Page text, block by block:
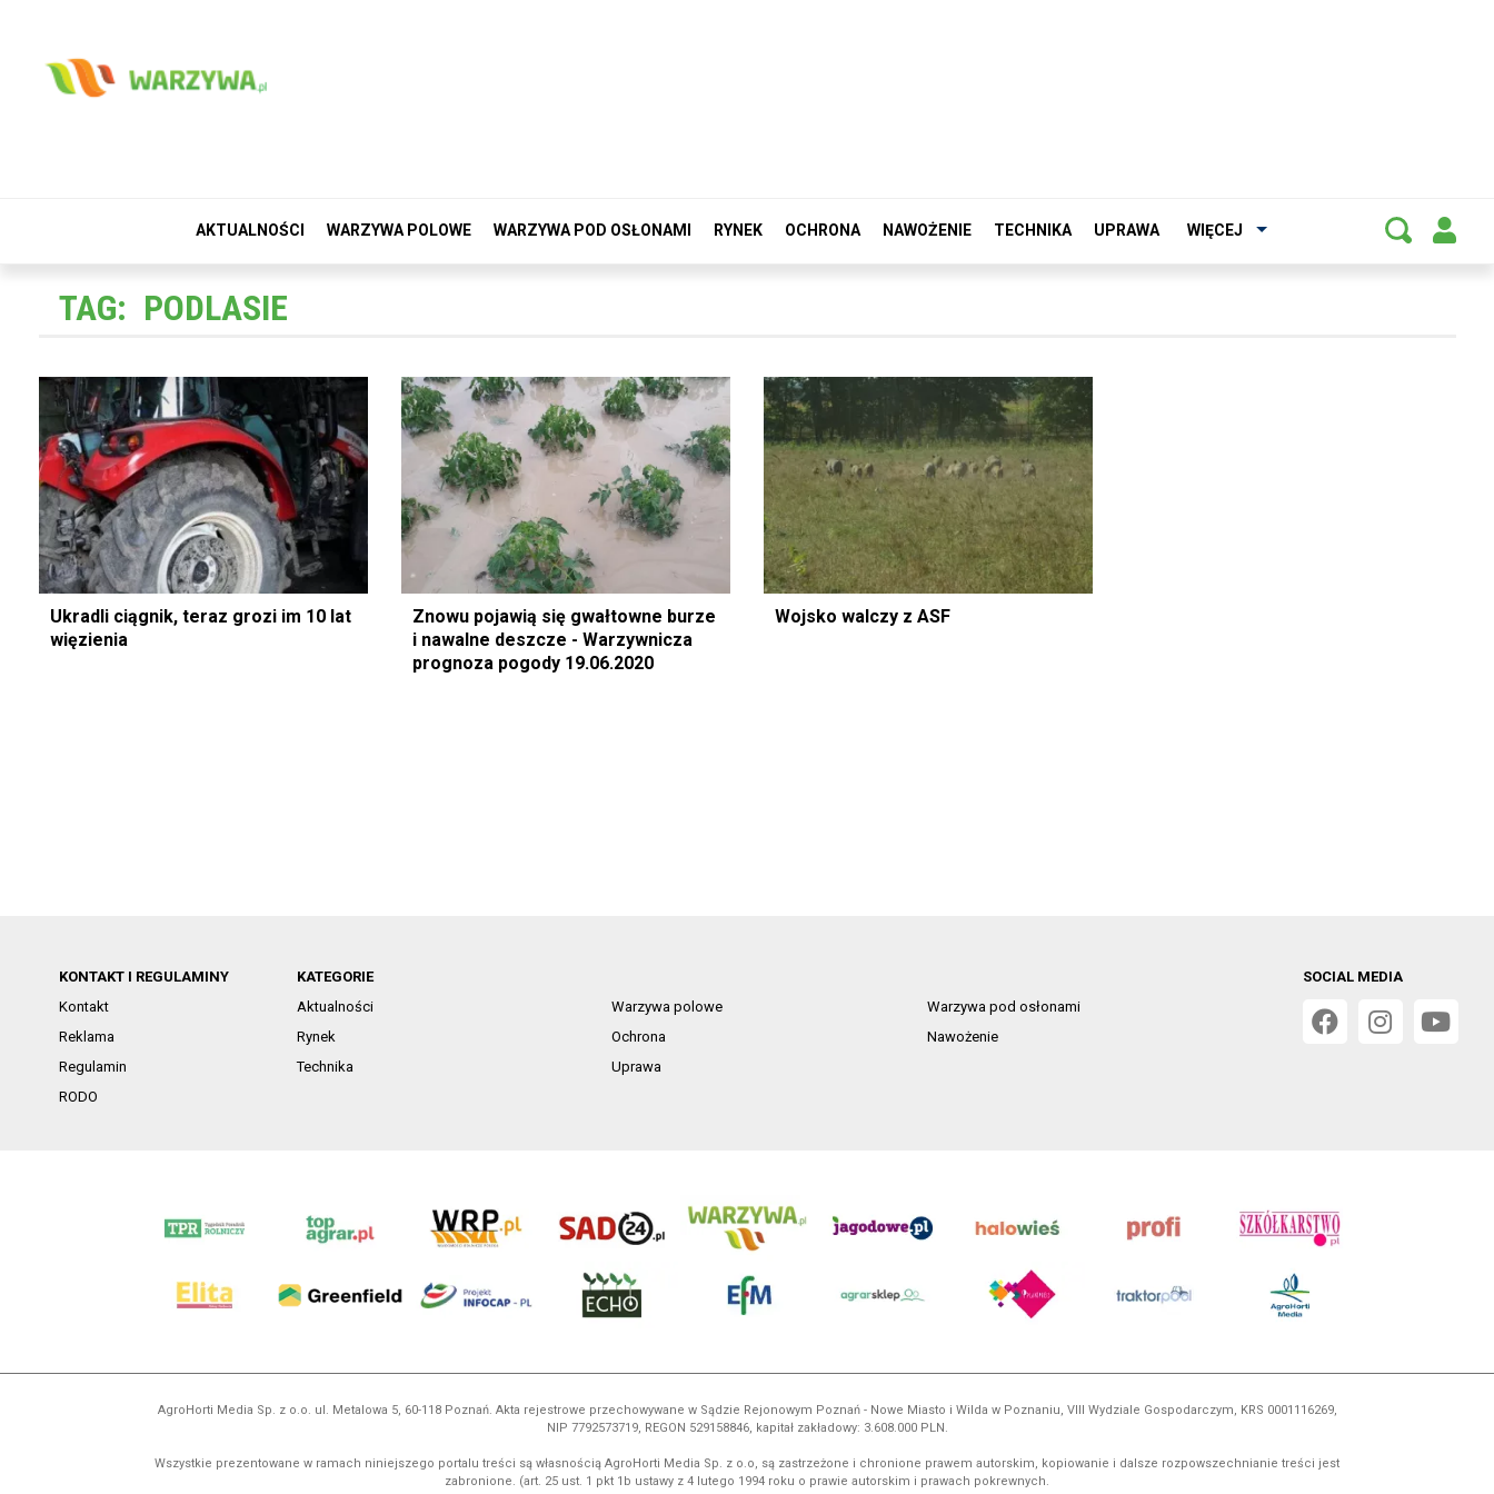
AKTUALNOŚCI WARZYWA POLOWE WARZYWA POD OSŁONAMI RYNEK OCHRONA NAWOŻENIE TECHNIKA UPRAWA WIĘCEJ
TAG: PODLASIE
Ukradli ciągnik, teraz grozi im 10 lat
więzienia
Znowu pojawią się gwałtowne burze
i nawalne deszcze - Warzywnicza
prognoza pogody 19.06.2020
Wojsko walczy z ASF
KONTAKT I REGULAMINY
Kontakt
Reklama
Regulamin
RODO
KATEGORIE
Aktualności
Warzywa polowe
Warzywa pod osłonami
Rynek
Ochrona
Nawożenie
Technika
Uprawa
SOCIAL MEDIA
AgroHorti Media Sp. z o.o. ul. Metalowa 5, 60-118 Poznań. Akta rejestrowe przechowywane w Sądzie Rejonowym Poznań - Nowe Miasto i Wilda w Poznaniu, VIII Wydziale Gospodarczym, KRS 0001116269,
NIP 7792573719, REGON 529158846, kapitał zakładowy: 3.608.000 PLN.
Wszystkie prezentowane w ramach niniejszego portalu treści są własnością AgroHorti Media Sp. z o.o, są zastrzeżone i chronione prawem autorskim, kopiowanie i dalsze rozpowszechnianie treści jest
zabronione. (art. 25 ust. 1 pkt 1b ustawy z 4 lutego 1994 roku o prawie autorskim i prawach pokrewnych.